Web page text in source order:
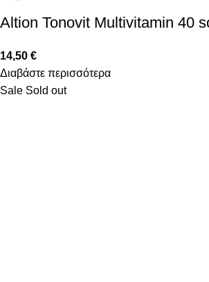
Altion Tonovit Multivitamin 40
14,50 €
Διαβάστε περισσότερα
Sale Sold out